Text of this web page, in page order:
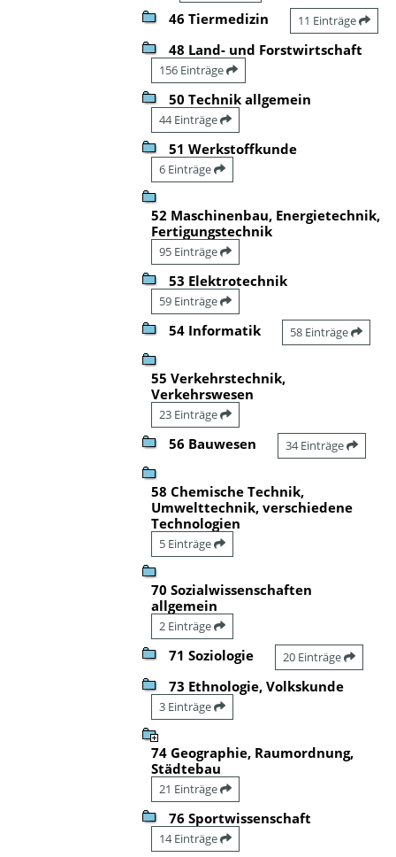
46 Tiermedizin 11 Einträge
48 Land- und Forstwirtschaft
156 Einträge
50 Technik allgemein
44 Einträge
51 Werkstoffkunde
6 Einträge
52 Maschinenbau, Energietechnik,
Fertigungstechnik
95 Einträge
53 Elektrotechnik
59 Einträge
54 Informatik 58 Einträge
55 Verkehrstechnik,
Verkehrswesen
23 Einträge
56 Bauwesen 34 Einträge
58 Chemische Technik,
Umwelttechnik, verschiedene
Technologien
5 Einträge
70 Sozialwissenschaften
allgemein
2 Einträge
71 Soziologie 20 Einträge
73 Ethnologie, Volkskunde
3 Einträge
74 Geographie, Raumordnung,
Städtebau
21 Einträge
76 Sportwissenschaft
14 Einträge